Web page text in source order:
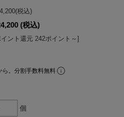
(税込)
(税込)
イント還元 242ポイント～]
ら。分割手数料無料
個